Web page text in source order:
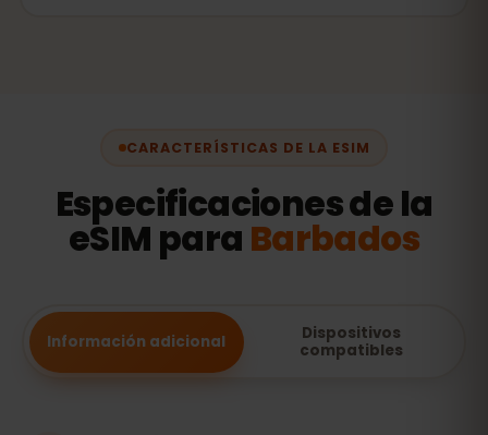
CARACTERÍSTICAS DE LA ESIM
Especificaciones de la
eSIM para Barbados
Información adicional
Dispositivos
compatibles